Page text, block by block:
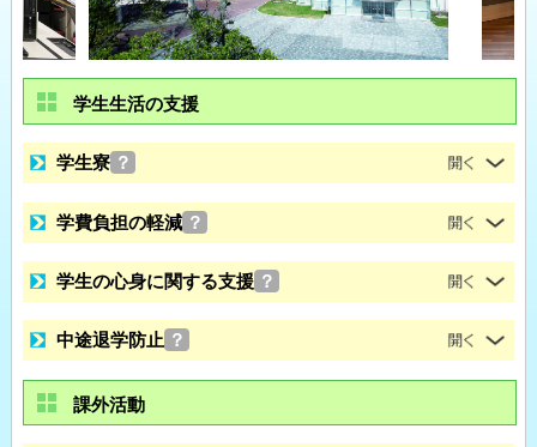
学生生活の支援
学生寮 ？
学費負担の軽減 ？
学生の心身に関する支援 ？
中途退学防止 ？
課外活動